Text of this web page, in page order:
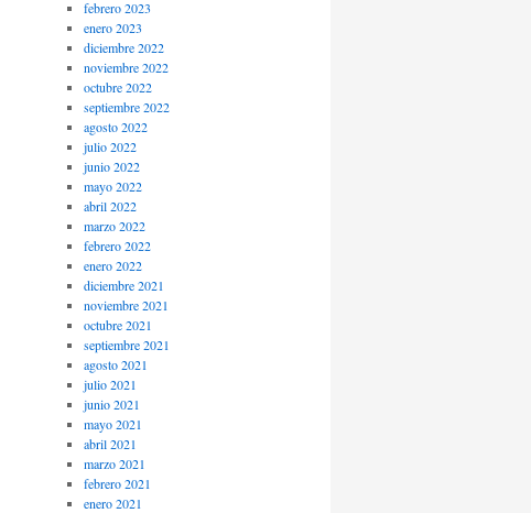
febrero 2023
enero 2023
diciembre 2022
noviembre 2022
octubre 2022
septiembre 2022
agosto 2022
julio 2022
junio 2022
mayo 2022
abril 2022
marzo 2022
febrero 2022
enero 2022
diciembre 2021
noviembre 2021
octubre 2021
septiembre 2021
agosto 2021
julio 2021
junio 2021
mayo 2021
abril 2021
marzo 2021
febrero 2021
enero 2021